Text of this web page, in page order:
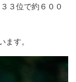
３位で約６００
す。